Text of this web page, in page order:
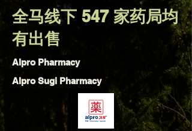
​全马线下 547 家药局均
有出售
Alpro Pharmacy
Alpro Sugi Pharmacy